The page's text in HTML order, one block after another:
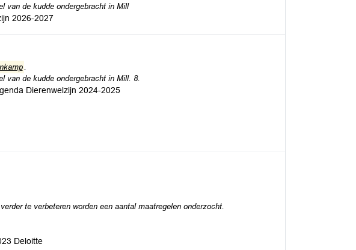
van de kudde ondergebracht in Mill
2026-2027
.
van de kudde ondergebracht in Mill. 8.
Dierenwelzijn 2024-2025
te verbeteren worden een aantal maatregelen onderzocht.
Deloitte